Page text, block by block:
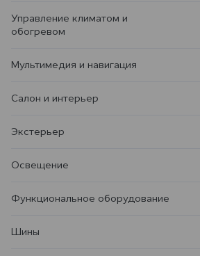
Управление климатом и
обогревом
Мультимедия и навигация
Салон и интерьер
Экстерьер
Освещение
Функциональное оборудование
Шины